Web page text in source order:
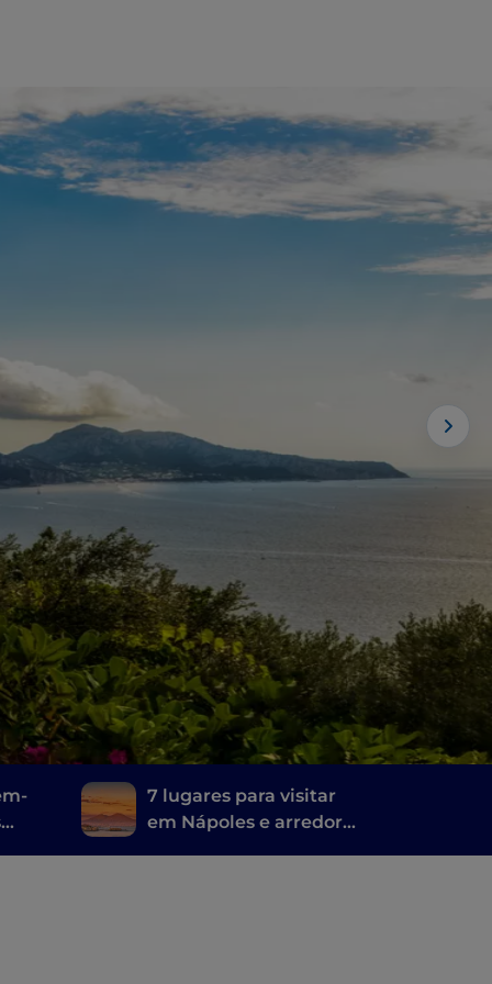
7 lugares para visitar
em Nápoles e arredores